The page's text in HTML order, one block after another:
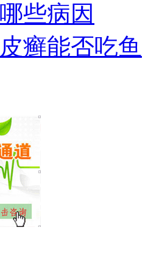
些病因
癣能否吃鱼